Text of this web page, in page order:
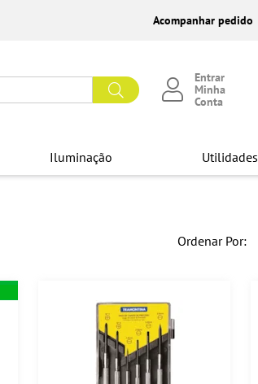
Acompanhar pedido
Entrar
Minha
Conta
Iluminação Utilidades
Ordenar Por: